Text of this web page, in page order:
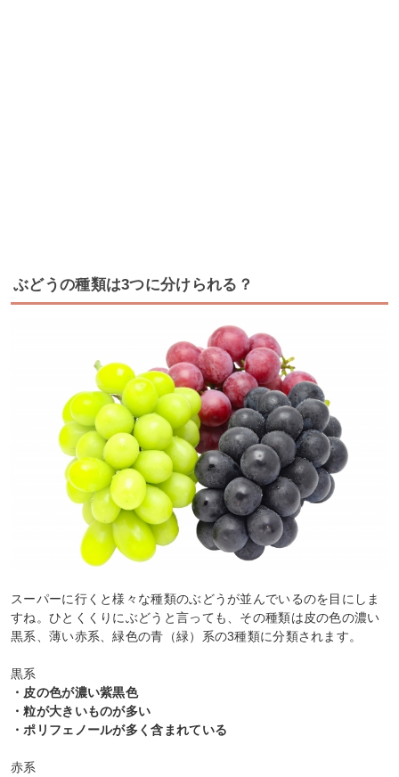
ぶどうの種類は3つに分けられる？
スーパーに行くと様々な種類のぶどうが並んでいるのを目にしま
すね。ひとくくりにぶどうと言っても、その種類は皮の色の濃い
黒系、薄い赤系、緑色の青（緑）系の3種類に分類されます。
黒系
・皮の色が濃い紫黒色
・粒が大きいものが多い
・ポリフェノールが多く含まれている
赤系